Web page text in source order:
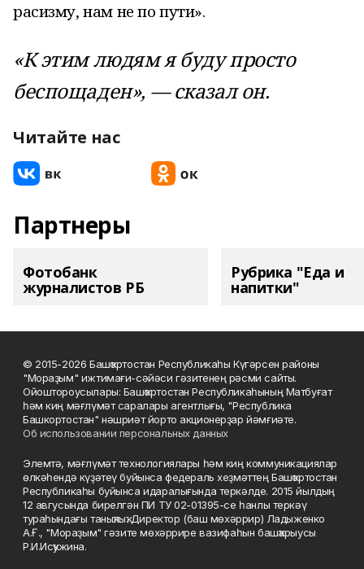
расизму, нам не по пути».
«К этим людям я буду просто
беспощаден», — сказал он.
Читайте нас
Партнеры
Фотобанк
журналистов РБ
Рубрика "Еда и
напитки"
© 2015-2026 Башҡортостан Республикаһы Күгәрсен районы
"Мораҙым" ижтимағи-сәйәси гәзитенең рәсми сайты.
Ойоштороусылары: Башҡортостан Республикаһының Матбуғат
һәм киң мәғлүмәт саралары агентлығы, "Республика
Башкортостан" нәшриәт йорто акционерҙар йәмғиәте.
Об использовании персональных данных
Элемтә, мәғлүмәт технологиялары һәм киң коммуникациялар
өлкәһендә күҙәтеү буйынса федераль хеҙмәттең Башҡортостан
Республикаһы буйынса идаралығында теркәлде. 2015 йылдың
12 авгусында бирелгән ПИ ТУ 02-01395-се һанлы теркәү
тураһындағы таныҡлыҡ. Директор (баш мөхәррир) Ладыженко
А.Ғ., "Мораҙым" гәзите мөхәррире вазифаһын башҡарыусы
Р.И.Исҡужина.